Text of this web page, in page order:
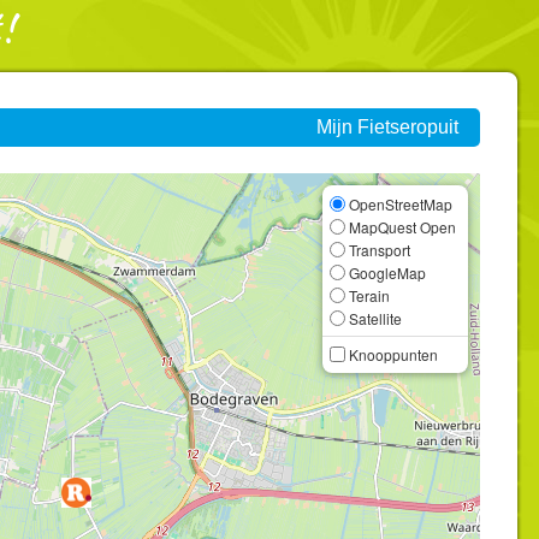
Mijn Fietseropuit
OpenStreetMap
MapQuest Open
Transport
GoogleMap
Terain
Satellite
Knooppunten